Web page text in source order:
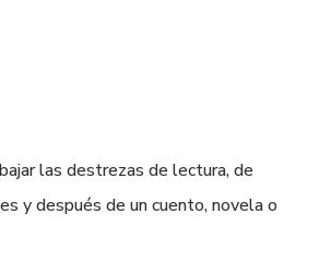
las destrezas de lectura, de
y después de un cuento, novela o